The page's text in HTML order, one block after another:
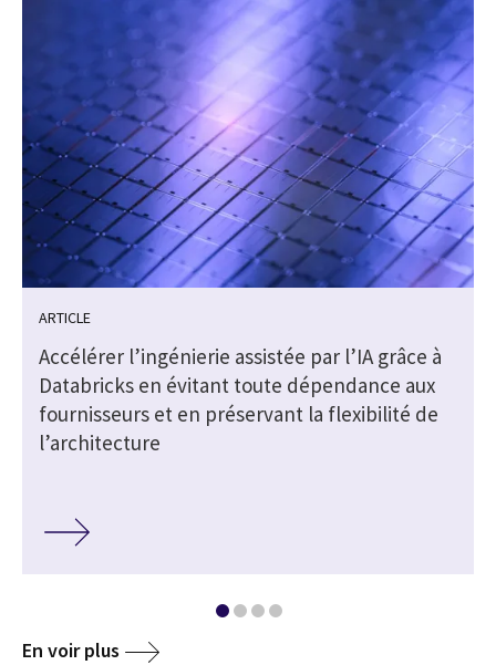
ARTICLE
Accélérer l’ingénierie assistée par l’IA grâce à
Databricks en évitant toute dépendance aux
fournisseurs et en préservant la flexibilité de
l’architecture
En voir plus